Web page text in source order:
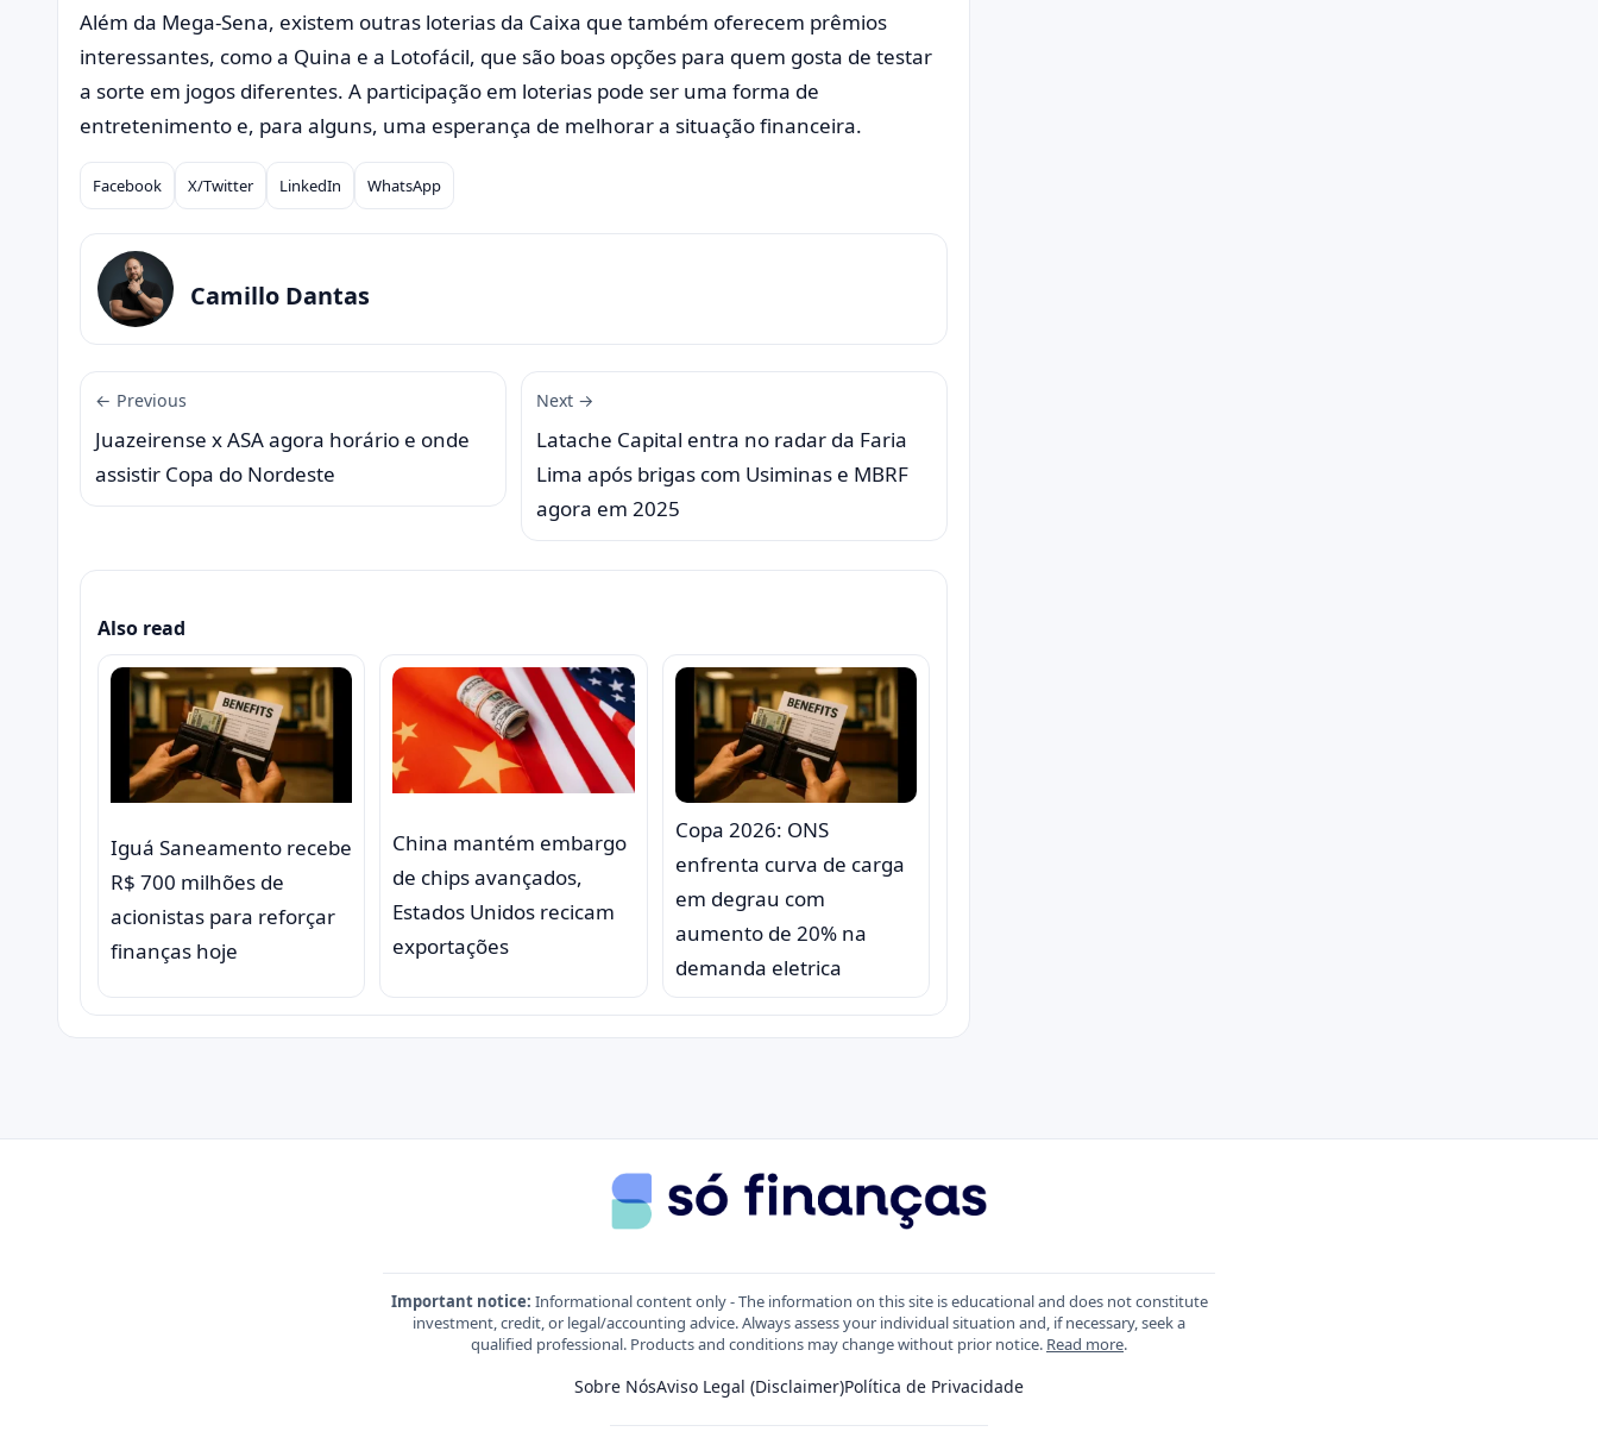
Além da Mega-Sena, existem outras loterias da Caixa que também oferecem prêmios
interessantes, como a Quina e a Lotofácil, que são boas opções para quem gosta de testar
a sorte em jogos diferentes. A participação em loterias pode ser uma forma de
entretenimento e, para alguns, uma esperança de melhorar a situação financeira.
Compartilhar
Facebook X/Twitter LinkedIn WhatsApp
Camillo Dantas
← Previous
Juazeirense x ASA agora horário e onde
assistir Copa do Nordeste
Next →
Latache Capital entra no radar da Faria
Lima após brigas com Usiminas e MBRF
agora em 2025
Also read
Iguá Saneamento recebe
R$ 700 milhões de
acionistas para reforçar
finanças hoje
China mantém embargo
de chips avançados,
Estados Unidos recicam
exportações
Copa 2026: ONS
enfrenta curva de carga
em degrau com
aumento de 20% na
demanda eletrica
Important notice: Informational content only - The information on this site is educational and does not constitute
investment, credit, or legal/accounting advice. Always assess your individual situation and, if necessary, seek a
qualified professional. Products and conditions may change without prior notice. Read more.
Sobre NósAviso Legal (Disclaimer)Política de Privacidade